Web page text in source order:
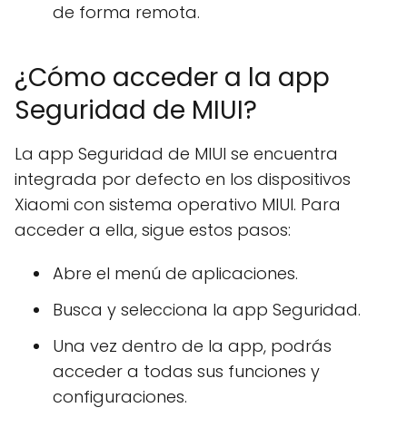
de forma remota.
¿Cómo acceder a la app
Seguridad de MIUI?
La app Seguridad de MIUI se encuentra
integrada por defecto en los dispositivos
Xiaomi con sistema operativo MIUI. Para
acceder a ella, sigue estos pasos:
Abre el menú de aplicaciones.
Busca y selecciona la app Seguridad.
Una vez dentro de la app, podrás
acceder a todas sus funciones y
configuraciones.